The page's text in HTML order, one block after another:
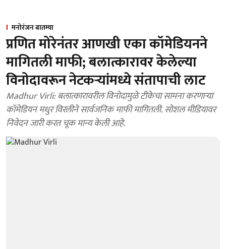
मनोरंजन बातम्या
प्रणित मोरेनंतर आणखी एका कॉमेडियनने
मागितली माफी; बलात्कारावर केलेल्या
विनोदावरून नेटकऱ्यांमध्ये संतापाची लाट
Madhur Virli: बलात्कारावरील विनोदामुळे टीकेचा सामना करणाऱ्या
कॉमेडियन मधुर विरलीने सार्वजनिक माफी मागितली. सोशल मीडियावर
निवेदन जारी करत चूक मान्य केली आहे.